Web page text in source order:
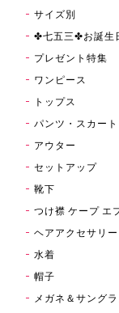
サイズ別
✤七五三✤お誕生
プレゼント特集
ワンピース
トップス
パンツ・スカート
アウター
セットアップ
靴下
つけ襟 ケープ エ
ヘアアクセサリー
水着
帽子
メガネ＆サングラ